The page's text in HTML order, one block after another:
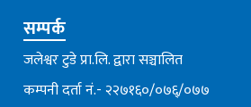
सम्पर्क
जलेश्वर टुडे प्रा.लि. द्वारा सञ्चालित
कम्पनी दर्ता नं.- २२७१६०/०७६्/०७७